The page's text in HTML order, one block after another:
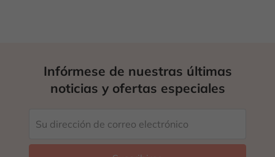
Infórmese de nuestras últimas
noticias y ofertas especiales